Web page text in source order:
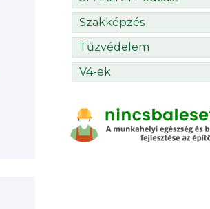
Szakképzés
Tűzvédelem
V4-ek